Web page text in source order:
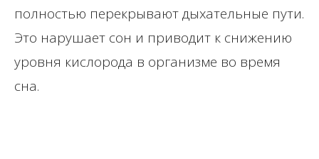
полностью перекрывают дыхательные пути.
Это нарушает сон и приводит к снижению
уровня кислорода в организме во время
сна.